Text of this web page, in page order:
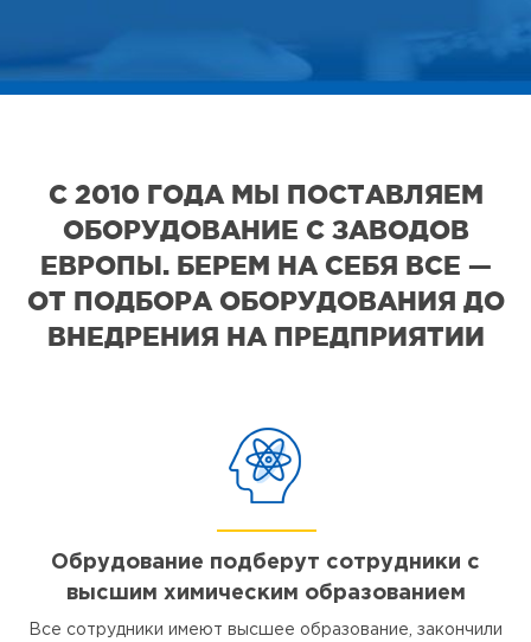
С 2010 ГОДА МЫ ПОСТАВЛЯЕМ
ОБОРУДОВАНИЕ С ЗАВОДОВ
ЕВРОПЫ. БЕРЕМ НА СЕБЯ ВСЕ —
ОТ ПОДБОРА ОБОРУДОВАНИЯ ДО
ВНЕДРЕНИЯ НА ПРЕДПРИЯТИИ
Обрудование подберут сотрудники с
высшим химическим образованием
Все сотрудники имеют высшее образование, закончили